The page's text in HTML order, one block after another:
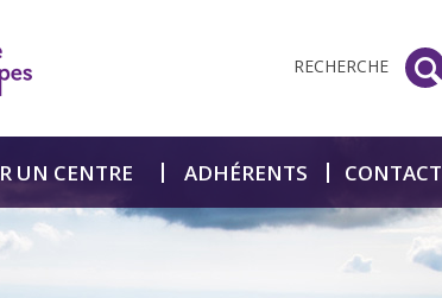
RECHERCHE
UN CENTRE ADHÉRENTS CONTACT